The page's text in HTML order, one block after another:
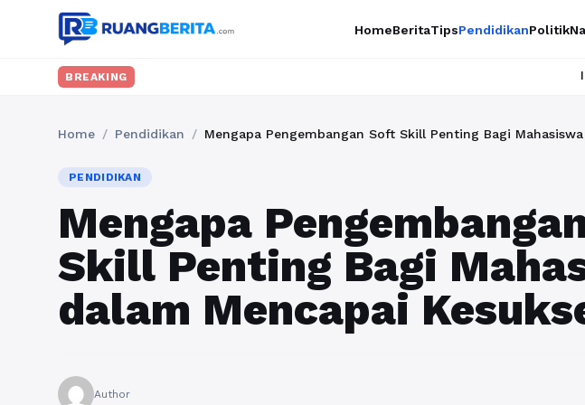
HomeBeritaTipsPendidikanPolitik
BREAKING Ingin upgrade skill
Home / Pendidikan / Mengapa Pengembangan Soft Skill Penting Bagi
PENDIDIKAN
Mengapa
Skill Penting Bagi
dalam Mencapai
Author